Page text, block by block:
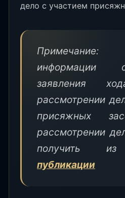
дело с участием
информации
заявления
рассмотрении
присяжных
рассмотрении
получить из
публикации